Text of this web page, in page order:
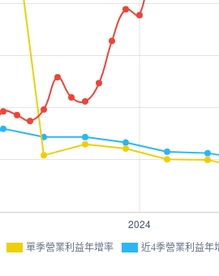
單季營業利益年增率 近4季營業利益年